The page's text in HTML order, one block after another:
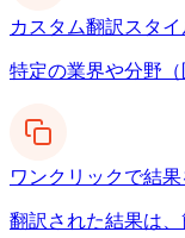
カスタム翻訳スタ
特定の業界や分野
ワンクリックで結
翻訳された結果は